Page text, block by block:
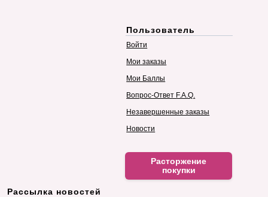
Пользователь
Войти
Мои заказы
Мои Баллы
Вопрос-Ответ F.A.Q.
Незавершенные заказы
Новости
Расторжение
покупки
Рассылка новостей